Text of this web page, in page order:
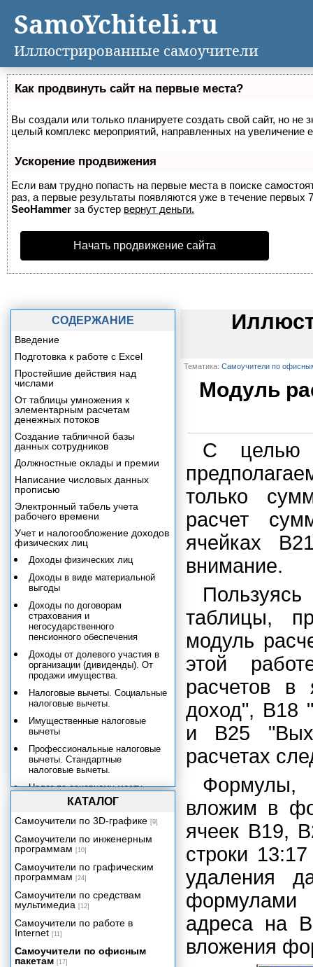
Как продвинуть сайт на первые места?
Вы создали или только планируете создать свой сайт, но не
целый комплекс мероприятий, направленных на увеличение
Ускорение продвижения
Если вам трудно попасть на первые места в поиске
раз, а первые результаты появляются уже в течение первых
SeoHammer за бустер вернут деньги.
Начать продвижение сайта
Тематика: Самоучители по
Модуль
С целью
только
расчет
ячейках
внимание.
таблицы,
модуль
этой
расчетов в
доход", В18
и В25
расчетах
Формулы,
вложим в
ячеек В19,
строки
удаления
формулами
адреса на
вложения
СОДЕРЖАНИЕ
Введение
Подготовка к работе с Excel
Простейшие действия над
числами
От таблицы умножения к
элементарным расчетам
денежных потоков
Создание табличной базы
данных сотрудников
Должностные оклады и премии
Написание числовых данных
прописью
Электронный табель учета
рабочего времени
Учет и налогообложение доходов
физических лиц
Доходы физических лиц
Доходы в виде материальной
выгоды
Доходы по договорам
страхования и
негосударственного
пенсионного обеспечения
Доходы от долевого участия в
организации (дивиденды). От
продажи имущества.
Налоговые вычеты. Социальные
налоговые вычеты.
Имущественные налоговые
вычеты
Профессиональные налоговые
вычеты. Стандартные
налоговые вычеты.
Налог по основному месту
Учет стандартных вычетов
за год
Модуль расчета налога по
основному месту работы
год по месту работы
Учет всех доходов
Декларация о доходах. Состав
электронной модели
декларации.
КАТАЛОГ
Самоучители по 3D-графике [9]
Самоучители по инженерным
программам [10]
Самоучители по графическим
программам [24]
Самоучители по средствам
мультимедиа [12]
Самоучители по работе в
Internet [11]
Самоучители по офисным
пакетам [17]
SamoYchiteli.ru
Иллюстрированные самоучители